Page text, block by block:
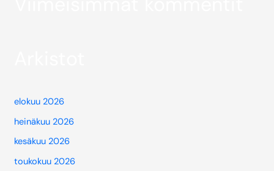
elokuu 2026
heinäkuu 2026
kesäkuu 2026
toukokuu 2026